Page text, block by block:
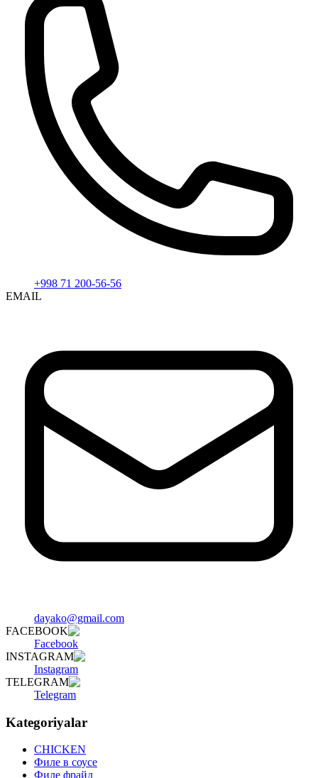
+998 71 200-56-56
EMAIL
dayako@gmail.com
FACEBOOK
Facebook
INSTAGRAM
Instagram
TELEGRAM
Telegram
Kategoriyalar
CHICKEN
Филе в соусе
Филе фрайд